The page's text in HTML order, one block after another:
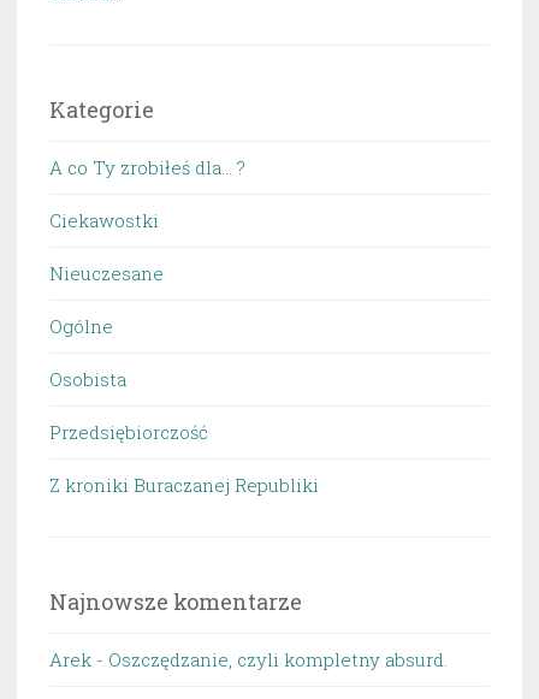
Kategorie
A co Ty zrobiłeś dla… ?
Ciekawostki
Nieuczesane
Ogólne
Osobista
Przedsiębiorczość
Z kroniki Buraczanej Republiki
Najnowsze komentarze
Arek - Oszczędzanie, czyli kompletny absurd.